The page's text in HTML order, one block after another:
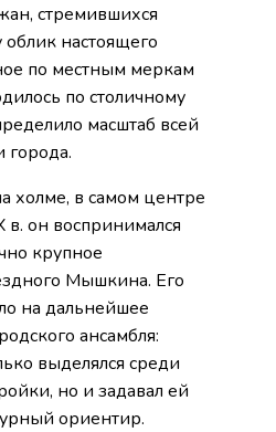
стремившихся
настоящего
по местным меркам
по столичному
масштаб всей
города.
холме, в самом центре
в. он воспринимался
крупное
Мышкина. Его
на дальнейшее
ансамбля:
выделялся среди
но и задавал ей
ориентир.